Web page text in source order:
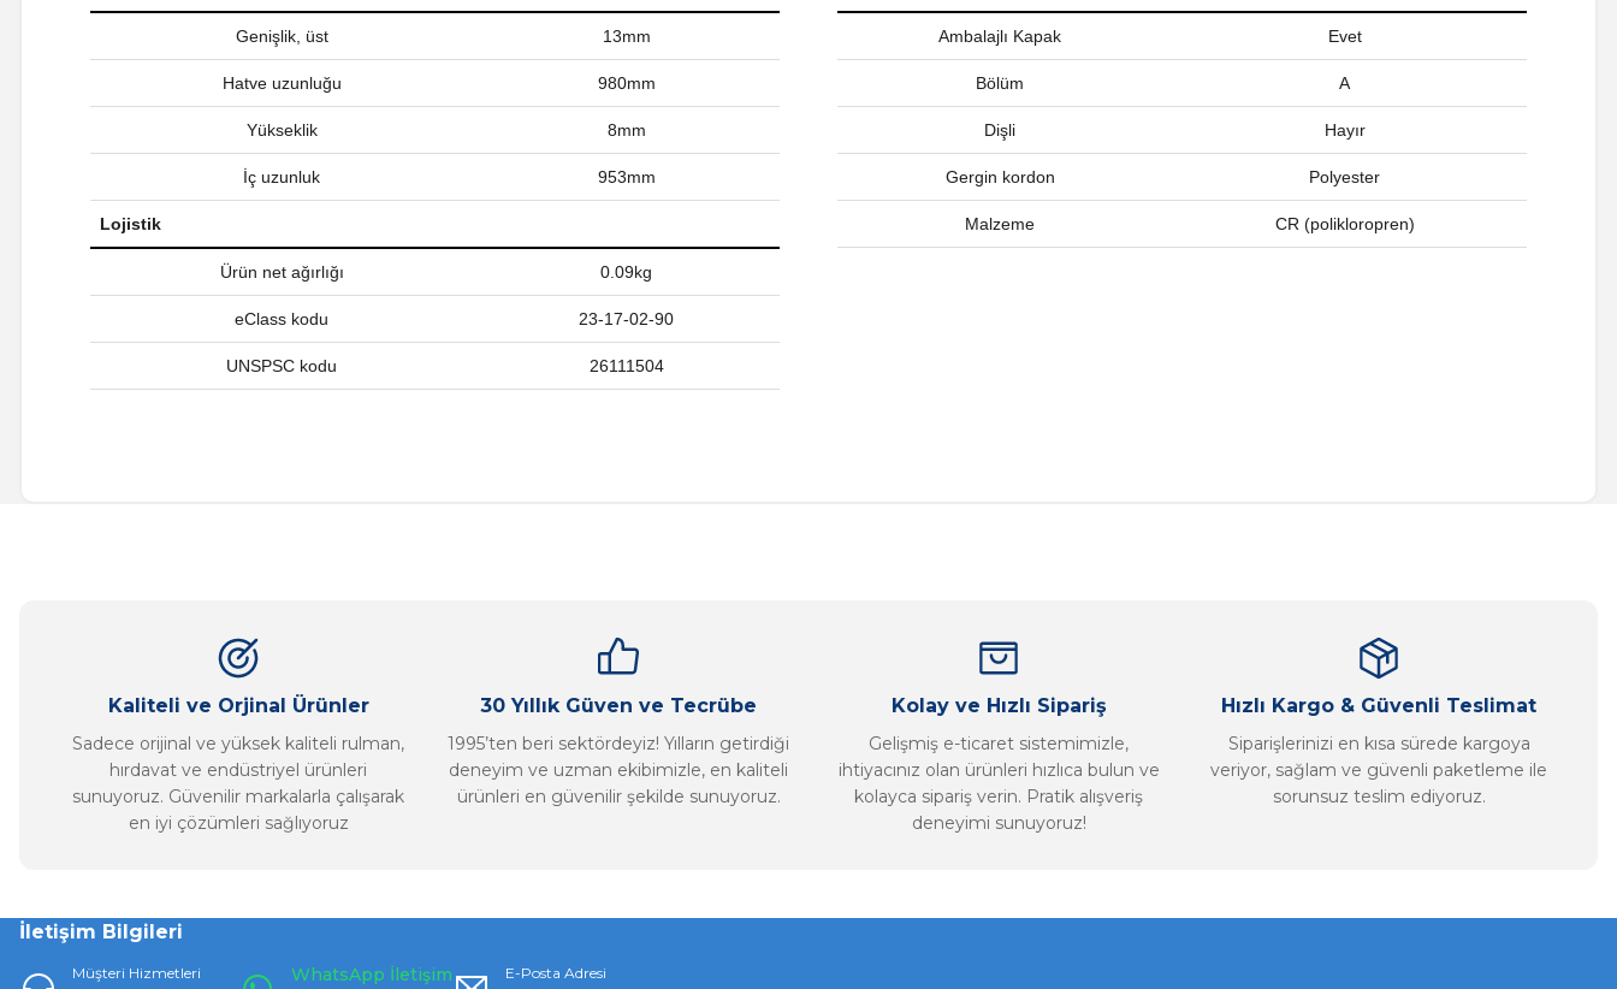
Genişlik, üst 13mm
Hatve uzunluğu 980mm
Yükseklik 8mm
İç uzunluk 953mm
Lojistik
Ürün net ağırlığı 0.09kg
eClass kodu 23-17-02-90
UNSPSC kodu 26111504
Ambalajlı Kapak Evet
Bölüm A
Dişli Hayır
Gergin kordon Polyester
Malzeme CR (polikloropren)
Ürün fiyatı diğer sitelerden daha pahalı.
Bu ürüne benzer farklı alternatifler olmalı.
Kaliteli ve Orjinal Ürünler
Sadece orijinal ve yüksek kaliteli rulman,
hırdavat ve endüstriyel ürünleri
sunuyoruz. Güvenilir markalarla çalışarak
en iyi çözümleri sağlıyoruz
30 Yıllık Güven ve Tecrübe
1995’ten beri sektördeyiz! Yılların getirdiği
deneyim ve uzman ekibimizle, en kaliteli
ürünleri en güvenilir şekilde sunuyoruz.
Kolay ve Hızlı Sipariş
Gelişmiş e-ticaret sistemimizle,
ihtiyacınız olan ürünleri hızlıca bulun ve
kolayca sipariş verin. Pratik alışveriş
deneyimi sunuyoruz!
Hızlı Kargo & Güvenli Teslimat
Siparişlerinizi en kısa sürede kargoya
veriyor, sağlam ve güvenli paketleme ile
sorunsuz teslim ediyoruz.
İletişim Bilgileri
Müşteri Hizmetleri WhatsApp İletişim E-Posta Adresi